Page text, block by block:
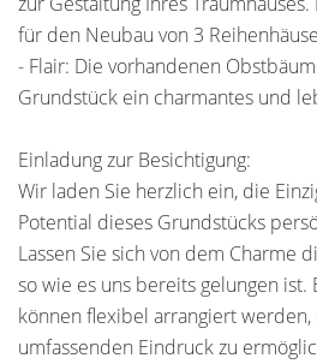
für den Neubau von 3
- Flair: Die vorhandenen
Grundstück ein charmantes und
Einladung zur Besichtigung:
Wir laden Sie herzlich ein, die
Potential dieses Grundstücks
Lassen Sie sich von dem Charme
so wie es uns bereits gelungen ist.
können flexibel arrangiert
umfassenden Eindruck zu